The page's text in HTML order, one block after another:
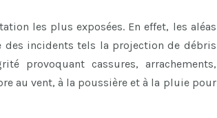
les plus exposées. En effet, les aléas
incidents tels la projection de débris
provoquant cassures, arrachements,
au vent, à la poussière et à la pluie pour